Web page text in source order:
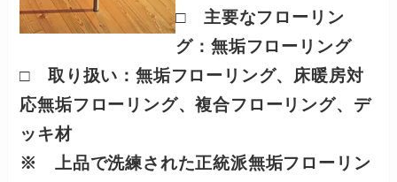
□ 主要なフローリン
グ：無垢フローリング
□ 取り扱い：無垢フローリング、床暖房対
応無垢フローリング、複合フローリング、デ
ッキ材
※ 上品で洗練された正統派無垢フローリン